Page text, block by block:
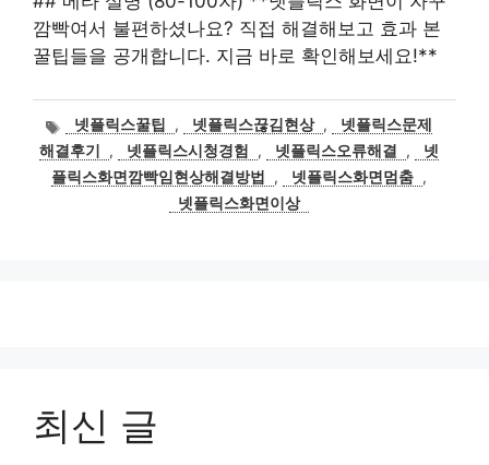
깜빡여서 불편하셨나요? 직접 해결해보고 효과 본
꿀팁들을 공개합니다. 지금 바로 확인해보세요!**
태
그
넷플릭스꿀팁 , 넷플릭스끊김현상 ,
넷플릭스문제
해결후기
, 넷플릭스시청경험 , 넷플릭스오류해결 ,
넷
플릭스화면깜빡임현상해결방법
, 넷플릭스화면멈춤 ,
넷플릭스화면이상
최신 글